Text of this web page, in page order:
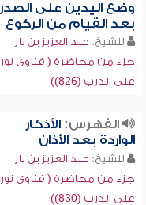
وضع اليدين على الصدر
بعد القيام من الركوع
للشيخ: عبد العزيز بن باز
جزء من محاضرة ( فتاوى نور
على الدرب (826))
الفهرس:الأذكار
الواردة بعد الأذان
للشيخ: عبد العزيز بن باز
جزء من محاضرة ( فتاوى نور
على الدرب (830))